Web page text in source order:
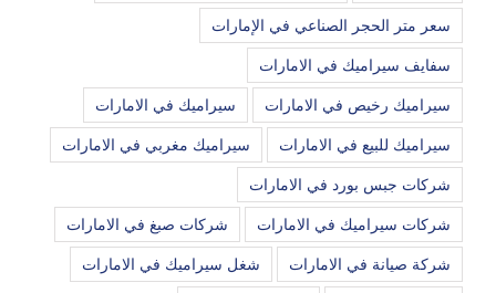
سعر متر الحجر الصناعي في الإمارات
سفايف سيراميك في الامارات
سيراميك رخيص في الامارات سيراميك في الامارات
سيراميك للبيع في الامارات سيراميك مغربي في الامارات
شركات جبس بورد في الامارات
شركات سيراميك في الامارات شركات صبغ في الامارات
شركة صيانة في الامارات شغل سيراميك في الامارات